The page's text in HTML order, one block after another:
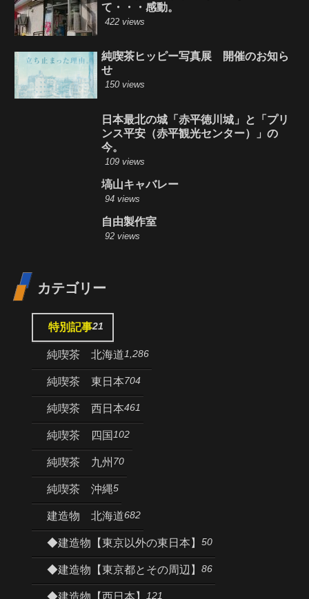
て・・・感動。
422 views
純喫茶ヒッピー写真展 開催のお知ら
せ
150 views
日本最北の城「赤平徳川城」と「プリ
ンス平安（赤平観光センター）」の
今。
109 views
塙山キャバレー
94 views
自由製作室
92 views
カテゴリー
特別記事21
純喫茶 北海道1,286
純喫茶 東日本704
純喫茶 西日本461
純喫茶 四国102
純喫茶 九州 70
純喫茶 沖縄5
建造物 北海道682
◆建造物【東京以外の東日本】 50
◆建造物【東京都とその周辺】 86
121